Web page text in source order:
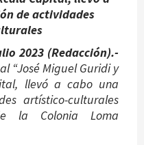
de actividades
2023 (Redacción).-
“José Miguel Guridi y
llevó a cabo una
artístico-culturales
la Colonia Loma